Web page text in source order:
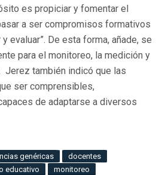
es propiciar y fomentar el
a ser compromisos formativos
evaluar”. De esta forma, añade, se
para el monitoreo, la medición y
Jerez también indicó que las
ser comprensibles,
de adaptarse a diversos
genéricas
docentes
educativo monitoreo